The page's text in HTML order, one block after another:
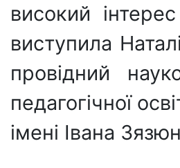
високий
виступила
провідний
педагогічної
імені Івана